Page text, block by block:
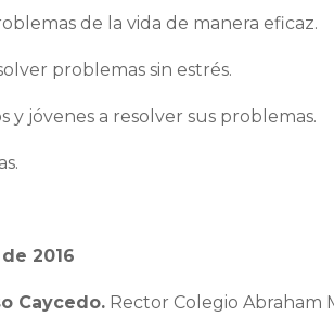
de la vida de manera eficaz.
problemas sin estrés.
y jóvenes a resolver sus problemas.
2016
Caycedo. Rector Colegio Abraham